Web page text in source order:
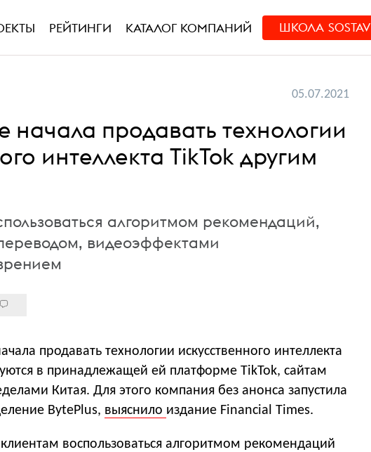
РЕЙТИНГИ КАТАЛОГ КОМПАНИЙ ШКОЛА SOSTAV
05.07.2021
начала продавать технологии
интеллекта TikTok другим
алгоритмом рекомендаций,
видеоэффектами
продавать технологии искусственного интеллекта
в принадлежащей ей платформе TikTok, сайтам
Китая. Для этого компания без анонса запустила
BytePlus, выяснило издание Financial Times.
воспользоваться алгоритмом рекомендаций